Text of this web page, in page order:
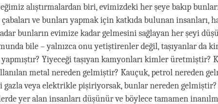
alıştırmalardan biri, evimizdeki her şeye bakıp
ve bunları yapmak için katkıda bulunan insanları,
bunların evimize kadar gelmesini sağlayan her şeyi
bile – yalnızca onu yetiştirenler değil, taşıyanlar da
Yiyeceği taşıyan kamyonları kimler üretmiştir?
metal nereden gelmiştir? Kauçuk, petrol nereden
gazla veya elektrikle pişiriyorsak, bunlar nereden gelmiştir?
yer alan insanları düşünür ve böylece tamamen